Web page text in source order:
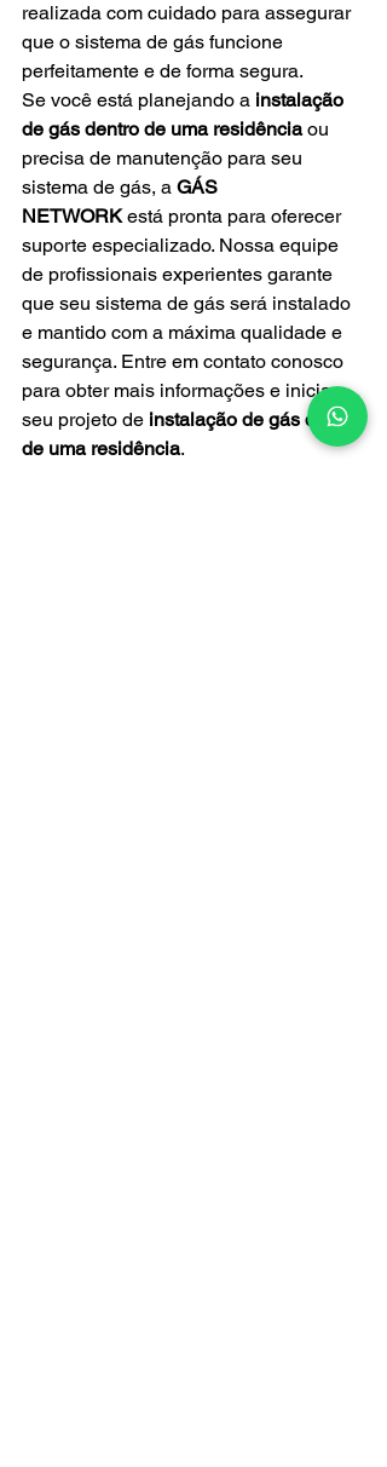
realizada com cuidado para assegurar
que o sistema de gás funcione
perfeitamente e de forma segura.
Se você está planejando a instalação
de gás dentro de uma residência ou
precisa de manutenção para seu
sistema de gás, a GÁS
NETWORK está pronta para oferecer
suporte especializado. Nossa equipe
de profissionais experientes garante
que seu sistema de gás será instalado
e mantido com a máxima qualidade e
segurança. Entre em contato conosco
para obter mais informações e iniciar
seu projeto de instalação de gás dentro
de uma residência.